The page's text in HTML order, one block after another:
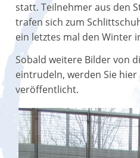
statt. Teilnehmer aus den
trafen sich zum
ein letztes mal den Winter
Sobald weitere Bilder von
eintrudeln, werden Sie
veröffentlicht.